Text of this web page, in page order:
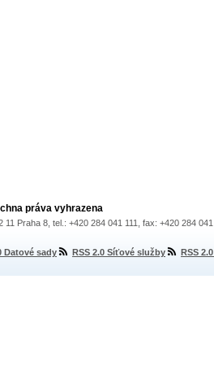
práva vyhrazena
11 Praha 8, tel.: +420 284 041 111, fax: +420 284
Datové sady RSS 2.0 Síťové služby RSS